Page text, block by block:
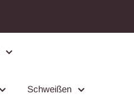
Schweißen